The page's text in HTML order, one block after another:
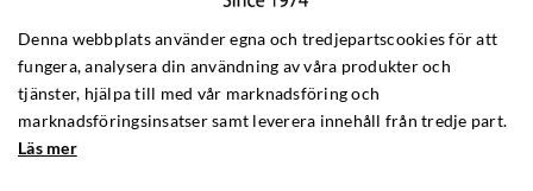
Denna webbplats använder egna och tredjepartscookies för att
fungera, analysera din användning av våra produkter och
tjänster, hjälpa till med vår marknadsföring och
marknadsföringsinsatser samt leverera innehåll från tredje part.
Läs mer